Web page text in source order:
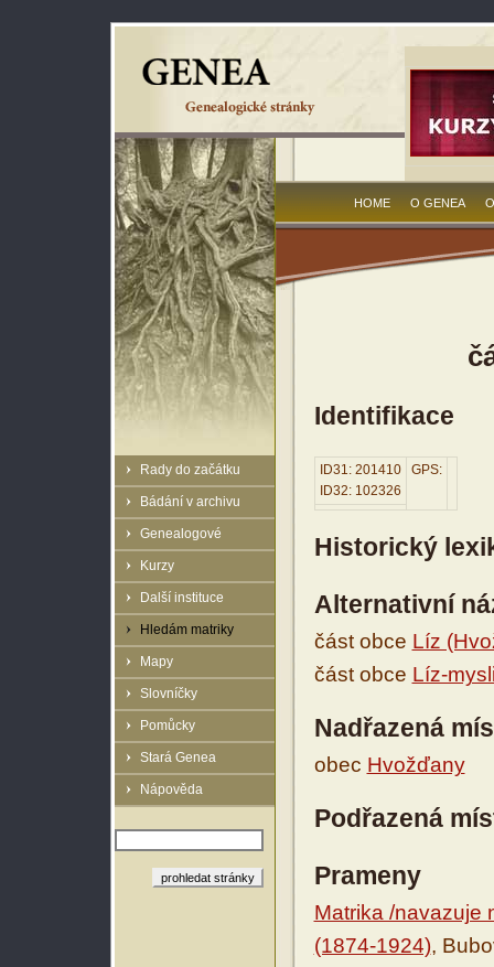
Rady do začátku
Bádání v archivu
Genealogové
Kurzy
Další instituce
Hledám matriky
Mapy
Slovníčky
Pomůcky
Stará Genea
Nápověda
HOME O GENEA
Identifikace
ID31: 201410
ID32: 102326
GPS:
Historický
Alternativní
část obce Líz
část obce Líz-
Nadřazená
obec Hvožďany
Podřazená
Prameny
Matrika /navazuje
(1874-1924),